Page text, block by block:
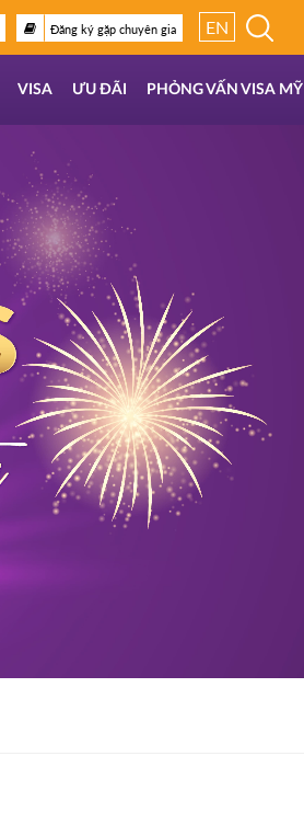
Đăng ký gặp chuyên gia EN
VISA ƯU ĐÃI PHỎNG VẤN VISA MỸ